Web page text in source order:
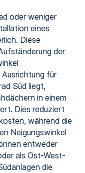
oder weniger
eines
Diese
der
für
Süd liegt,
in einem
Dies reduziert
während die
Neigungswinkel
entweder
als Ost-West-
die